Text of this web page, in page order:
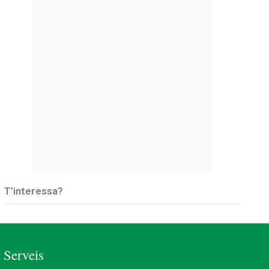
T’interessa?
Serveis